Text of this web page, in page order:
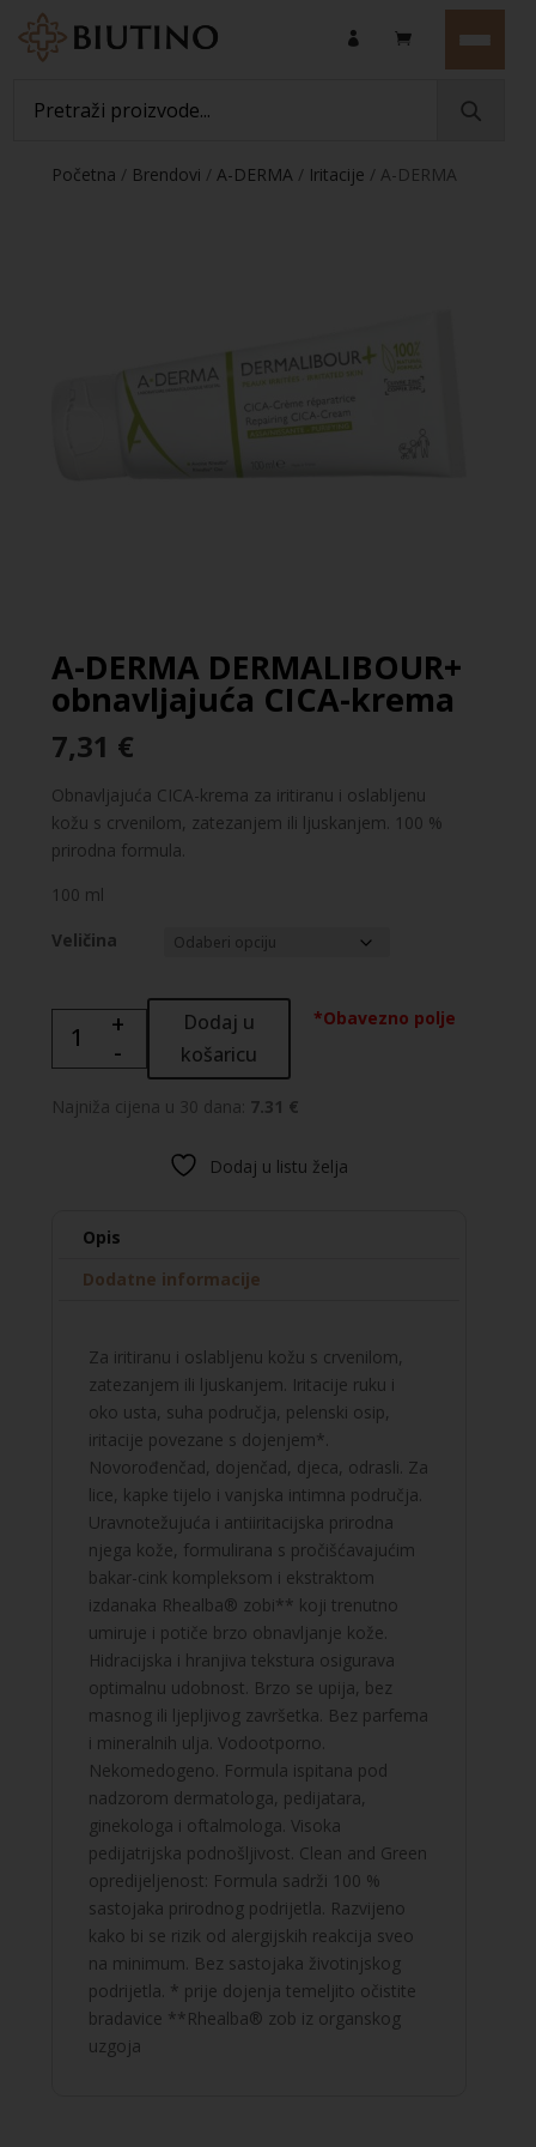
Početna / Brendovi /A-DERMA / Iritacije / A-DERMA
A-DERMA DERMALIBOUR+
obnavljajuća CICA-krema
7,31 €
Obnavljajuća CICA-krema za iritiranu i oslabljenu
kožu s crvenilom, zatezanjem ili ljuskanjem. 100 %
prirodna formula.
100 ml
Veličina
DERMA
DERMALIBOUR+
obnavljajuća
+
-
Dodaj u
košaricu
*Obavezno polje
Najniža cijena u 30 dana: 7.31 €
Dodaj u listu želja
Opis
Dodatne informacije
Za iritiranu i oslabljenu kožu s crvenilom,
zatezanjem ili ljuskanjem. Iritacije ruku i
oko usta, suha područja, pelenski osip,
iritacije povezane s dojenjem*.
Novorođenčad, dojenčad, djeca, odrasli. Za
lice, kapke tijelo i vanjska intimna područja.
Uravnotežujuća i antiiritacijska prirodna
njega kože, formulirana s pročišćavajućim
bakar-cink kompleksom i ekstraktom
izdanaka Rhealba® zobi** koji trenutno
umiruje i potiče brzo obnavljanje kože.
Hidracijska i hranjiva tekstura osigurava
optimalnu udobnost. Brzo se upija, bez
masnog ili ljepljivog završetka. Bez parfema
i mineralnih ulja. Vodootporno.
Nekomedogeno. Formula ispitana pod
nadzorom dermatologa, pedijatara,
ginekologa i oftalmologa. Visoka
pedijatrijska podnošljivost. Clean and Green
opredijeljenost: Formula sadrži 100 %
sastojaka prirodnog podrijetla. Razvijeno
kako bi se rizik od alergijskih reakcija sveo
na minimum. Bez sastojaka životinjskog
podrijetla. * prije dojenja temeljito očistite
bradavice **Rhealba® zob iz organskog
uzgoja